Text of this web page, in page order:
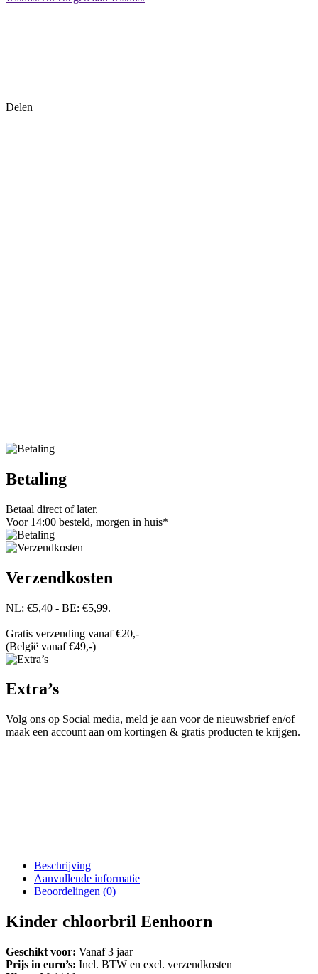
Delen
Betaling
Betaal direct of later.
Voor 14:00 besteld, morgen in huis*
Verzendkosten
NL: €5,40 - BE: €5,99.
Gratis verzending vanaf €20,-
(België vanaf €49,-)
Extra’s
Volg ons op Social media, meld je aan voor de nieuwsbrief en/of
maak een account aan om kortingen & gratis producten te krijgen.
Beschrijving
Aanvullende informatie
Beoordelingen (0)
Kinder chloorbril Eenhoorn
Geschikt voor: Vanaf 3 jaar
Prijs in euro’s: Incl. BTW en excl. verzendkosten